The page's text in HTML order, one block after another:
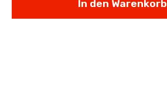
In den Warenkorb